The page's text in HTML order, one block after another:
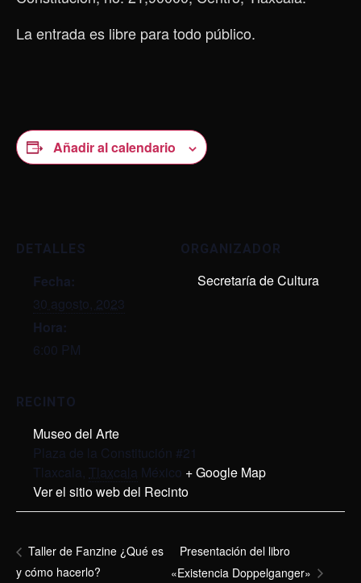
La entrada es libre para todo público.
Añadir al calendario
DETALLES
Fecha:
30 agosto, 2023
Hora:
6:00 PM
RECINTO
Museo del Arte
Plaza de la Constitución #21
Tlaxcala, Tlaxcala México + Google Map
Ver el sitio web del Recinto
ORGANIZADOR
Secretaría de Cultura
Taller de Fanzine ¿Qué es
y cómo hacerlo?
Presentación del libro
«Existencia Doppelganger»